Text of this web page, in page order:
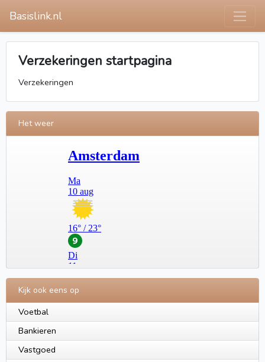
Basislink.nl
Verzekeringen startpagina
Verzekeringen
Het weer
Kijk ook eens op
Voetbal
Bankieren
Vastgoed